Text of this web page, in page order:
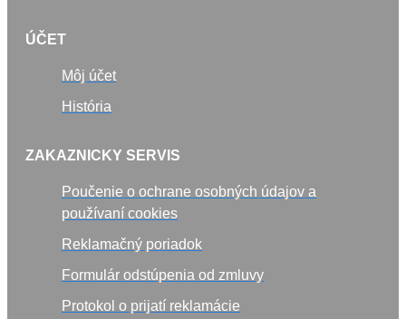
ÚČET
Môj účet
História
ZAKAZNICKY SERVIS
Poučenie o ochrane osobných údajov a
používaní cookies
Reklamačný poriadok
Formulár odstúpenia od zmluvy
Protokol o prijatí reklamácie